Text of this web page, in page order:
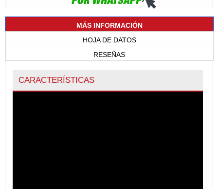
MÁS INFORMACIÓN
HOJA DE DATOS
RESEÑAS
CARACTERÍSTICAS